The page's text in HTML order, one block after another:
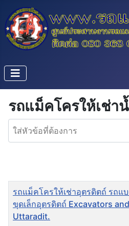
รถแม็คโครให้เช่า
ใส่หัวข้อที่ต้องการ
ชื่อ
รถแม็คโครให้เช่าอุตรดิตถ์ รถแ
ขุดเล็กอุตรดิตถ์ Excavators
Uttaradit.